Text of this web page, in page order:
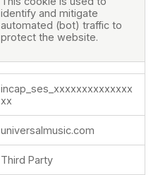
identify and mitigate
automated (bot) traffic to
protect the website.
incap_ses_xxxxxxxxxxxxxx
xx
universalmusic.com
Third Party